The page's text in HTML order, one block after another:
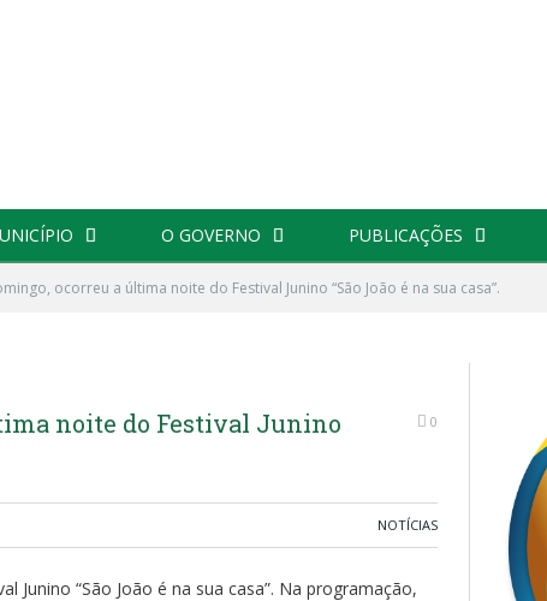
O GOVERNO PUBLICAÇÕES
ocorreu a última noite do Festival Junino “São João é na sua casa”.
noite do Festival Junino
0
NOTÍCIAS
“São João é na sua casa”. Na programação,